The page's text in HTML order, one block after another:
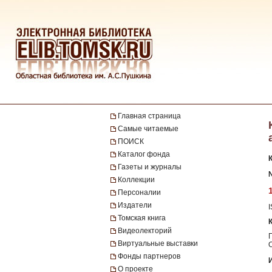
Главная страница
Самые читаемые
ПОИСК
Каталог фонда
Газеты и журналы
Коллекции
Персоналии
Издатели
Томская книга
Видеолекторий
Виртуальные выставки
Фонды партнеров
О проекте